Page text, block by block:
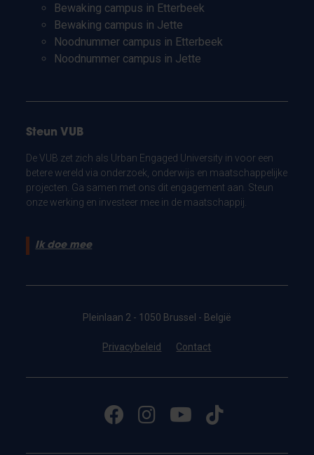
Bewaking campus in Etterbeek
Bewaking campus in Jette
Noodnummer campus in Etterbeek
Noodnummer campus in Jette
Steun VUB
De VUB zet zich als Urban Engaged University in voor een
betere wereld via onderzoek, onderwijs en maatschappelijke
projecten. Ga samen met ons dit engagement aan. Steun
onze werking en investeer mee in de maatschappij.
Ik doe mee
Pleinlaan 2 - 1050 Brussel - België
Privacybeleid Contact